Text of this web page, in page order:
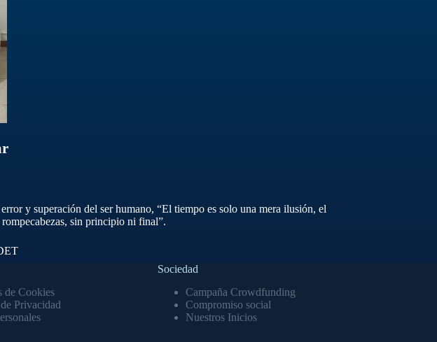
y superación del ser humano, “El tiempo es solo una mera ilusión, el
sin principio ni final”.
de Cookies
Privacidad
Sociedad
Campaña Crowdfunding
Compromiso social
Nuestros Inicios